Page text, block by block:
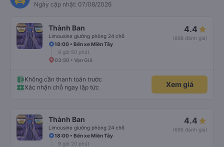
Ngày cập nhật: 07/08/2026
Thành Ban
Limousine giường phòng 24 chỗ
4.4
(698 đánh giá)
18:00 • Bến xe Miền Tây
9 giờ 50 phút
03:50 • Vạn Giã
Không cần thanh toán trước
Xác nhận chỗ ngay lập tức
Xem giá
Thành Ban
Limousine giường phòng 24 chỗ
4.4
(698 đánh giá)
18:00 • Bến xe Miền Tây
9 giờ 20 phút